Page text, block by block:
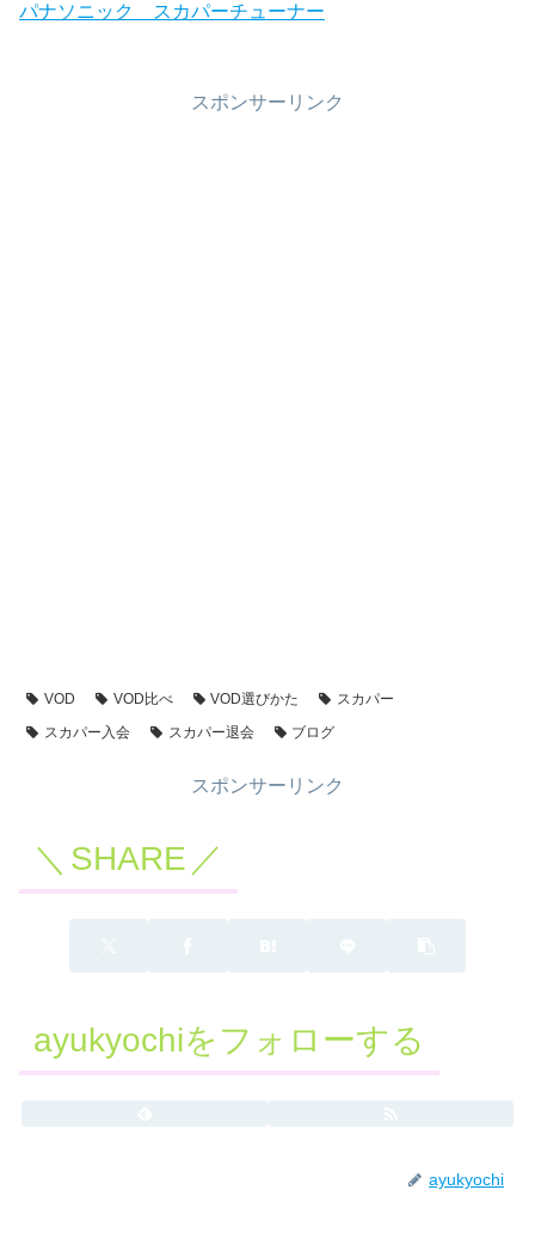
パナソニック スカパーチューナー
スポンサーリンク
VOD VOD比べ VOD選びかた
スカパー
スカパー入会
スカパー退会 ブログ
スポンサーリンク
SHARE
ayukyochiをフォローする
ayukyochi